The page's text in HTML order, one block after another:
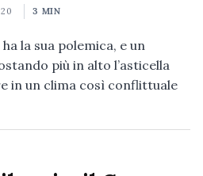
3 MIN
la sua polemica, e un
più in alto l’asticella
in un clima così conflittuale